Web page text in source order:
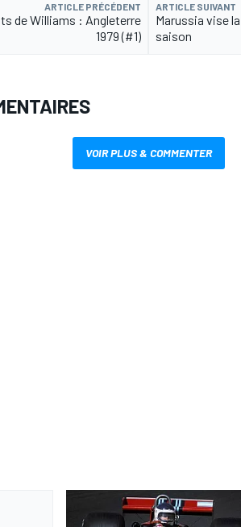
ARTICLE PRÉCÉDENT
de Williams : Angleterre
1979 (#1)
ARTICLE SUIVANT
Marussia vise
saison
VOIR PLUS & COMMENTER